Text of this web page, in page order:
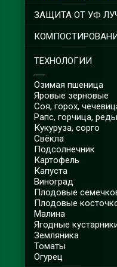
ЗАЩИТА ОТ УФ
ТЕХНОЛОГИИ
Озимая пшеница
Яровые зерновые
Соя, горох,
Рапс, горчица,
Кукуруза, сорго
Свёкла
Подсолнечник
Картофель
Капуста
Виноград
Плодовые
Плодовые
Малина
Ягодные
Земляника
Томаты
Огурец